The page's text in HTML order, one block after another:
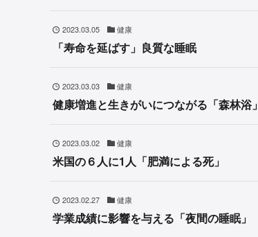
2023.03.05 健康
「寿命を延ばす」良質な睡眠
2023.03.03 健康
健康増進と生きがいにつながる「森林浴」
2023.03.02 健康
米国の６人に1人「肥満による死」
2023.02.27 健康
学業成績に影響を与える「夜間の睡眠」